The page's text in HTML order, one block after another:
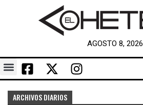
AGOSTO 8, 2026
ARCHIVOS DIARIOS